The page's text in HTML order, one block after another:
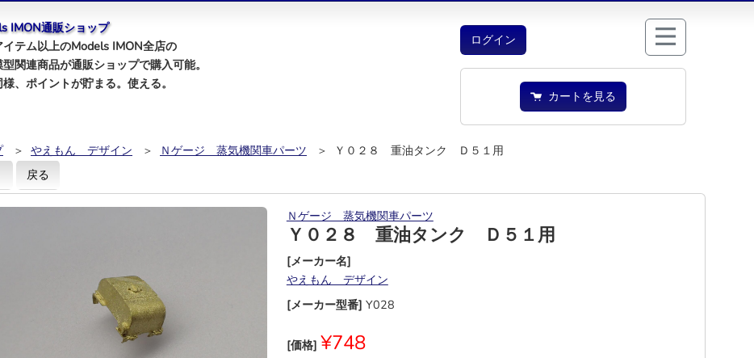
IMON通販ショップ
イテム以上のModels IMON全店の
関連商品が通販ショップで購入可能。
、ポイントが貯まる。使える。
ログイン
カートを見る
＞ やえもん デザイン ＞ Ｎゲージ 蒸気機関車パーツ
＞ Ｙ０２８ 重油タンク Ｄ５１用
戻る
Ｎゲージ 蒸気機関車パーツ
Ｙ０２８ 重油タンク Ｄ５１用
[メーカー名]
やえもん デザイン
[メーカー型番] Y028
[価格] ¥748